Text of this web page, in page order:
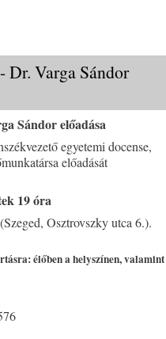
Dr. Varga Sándor
Sándor előadása
egyetemi docense,
előadását
19 óra
(Szeged, Osztrovszky utca 6.).
élőben a helyszínen, valamint